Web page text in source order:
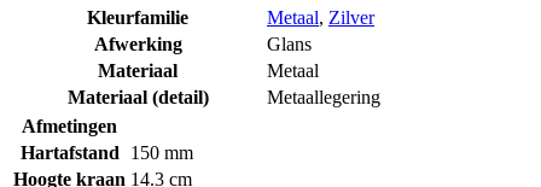
Kleurfamilie
Metaal, Zilver
Afwerking
Glans
Materiaal
Metaal
Materiaal (detail)
Metaallegering
Afmetingen
Hartafstand
150 mm
Hoogte kraan 14.3 cm